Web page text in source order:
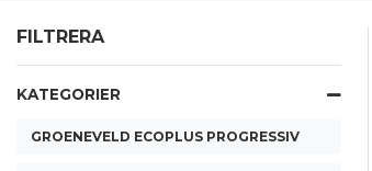
FILTRERA
KATEGORIER
GROENEVELD ECOPLUS PROGRESSIV